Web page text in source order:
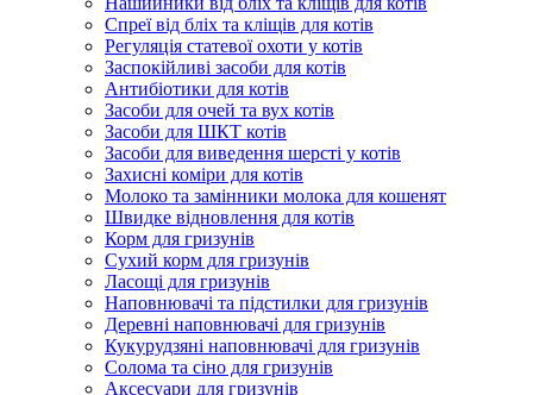
Спреї від бліх та кліщів для котів
Регуляція статевої охоти у котів
Заспокійливі засоби для котів
Антибіотики для котів
Засоби для очей та вух котів
Засоби для ШКТ котів
Засоби для виведення шерсті у котів
Захисні коміри для котів
Молоко та замінники молока для кошенят
Швидке відновлення для котів
Корм для гризунів
Сухий корм для гризунів
Ласощі для гризунів
Наповнювачі та підстилки для гризунів
Деревні наповнювачі для гризунів
Кукурудзяні наповнювачі для гризунів
Солома та сіно для гризунів
Аксесуари для гризунів